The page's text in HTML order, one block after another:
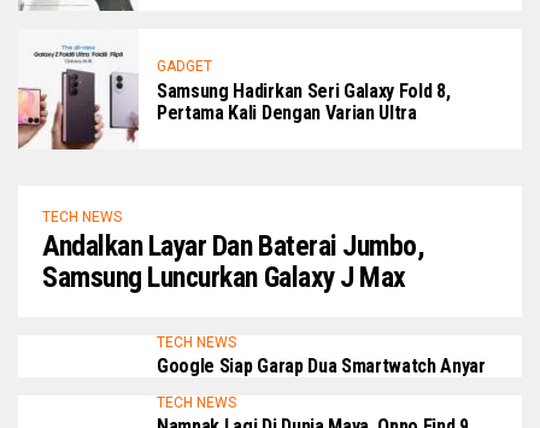
GADGET
Samsung Hadirkan Seri Galaxy Fold 8,
Pertama Kali Dengan Varian Ultra
TECH NEWS
Andalkan Layar Dan Baterai Jumbo,
Samsung Luncurkan Galaxy J Max
TECH NEWS
Google Siap Garap Dua Smartwatch Anyar
TECH NEWS